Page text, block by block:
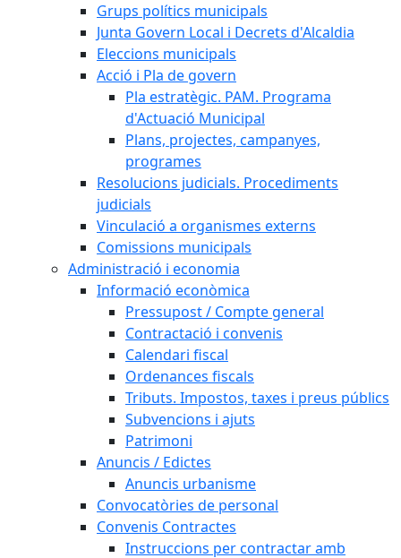
Grups polítics municipals
Junta Govern Local i Decrets d'Alcaldia
Eleccions municipals
Acció i Pla de govern
Pla estratègic. PAM. Programa
d'Actuació Municipal
Plans, projectes, campanyes,
programes
Resolucions judicials. Procediments
judicials
Vinculació a organismes externs
Comissions municipals
Administració i economia
Informació econòmica
Pressupost / Compte general
Contractació i convenis
Calendari fiscal
Ordenances fiscals
Tributs. Impostos, taxes i preus públics
Subvencions i ajuts
Patrimoni
Anuncis / Edictes
Anuncis urbanisme
Convocatòries de personal
Convenis Contractes
Instruccions per contractar amb